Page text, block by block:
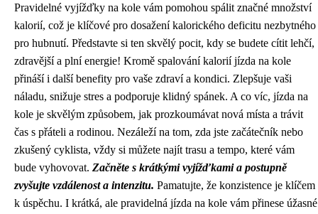
Pravidelné vyjížďky na kole vám pomohou spálit značné množství
kalorií, což je klíčové pro dosažení kalorického deficitu nezbytného
pro hubnutí. Představte si ten skvělý pocit, kdy se budete cítit lehčí,
zdravější a plní energie! Kromě spalování kalorií jízda na kole
přináší i další benefity pro vaše zdraví a kondici. Zlepšuje vaši
náladu, snižuje stres a podporuje klidný spánek. A co víc, jízda na
kole je skvělým způsobem, jak prozkoumávat nová místa a trávit
čas s přáteli a rodinou. Nezáleží na tom, zda jste začátečník nebo
zkušený cyklista, vždy si můžete najít trasu a tempo, které vám
bude vyhovovat. Začněte s krátkými vyjížďkami a postupně
zvyšujte vzdálenost a intenzitu. Pamatujte, že konzistence je klíčem
k úspěchu. I krátká, ale pravidelná jízda na kole vám přinese úžasné